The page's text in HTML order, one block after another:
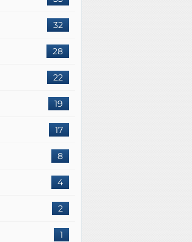
32
28
22
19
17
8
4
2
1